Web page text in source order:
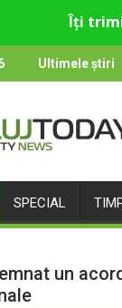
Ultimele știri
din Cluj-Napoca
SPECIAL
un